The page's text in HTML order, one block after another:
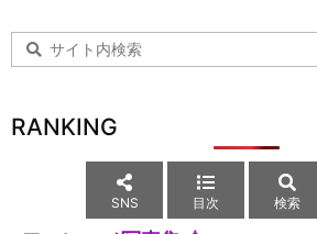
RANKING
SNS 目次 検索